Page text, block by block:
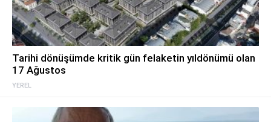
YEREL
Tarihi dönüşümde kritik gün felaketin yıldönümü olan
17 Ağustos